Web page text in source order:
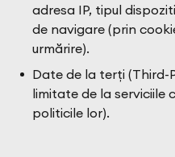
adresa IP, tipul
de navigare (prin
urmărire).
Date de la terți
limitate de la serviciile
politicile lor).